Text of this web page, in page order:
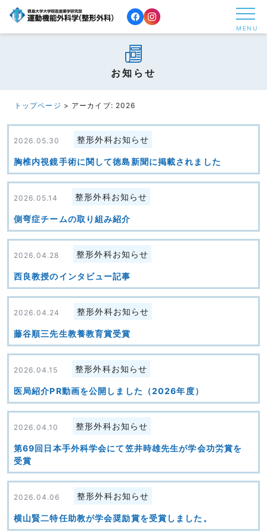
へ
る
MENU
お知らせ
トップページ > アーカイブ: 2026
2026.05.30 整形外科お知らせ
胸椎内視鏡手術に関して徳島新聞に掲載されました
2026.05.14 整形外科お知らせ
側弯症チームの取り組み紹介
2026.04.28 整形外科お知らせ
西良教授のインタビュー記事
2026.04.24 整形外科お知らせ
藤谷順三先生教養教育賞受賞
2026.04.15 整形外科お知らせ
医局紹介PR動画を公開しました（2026年度）
2026.04.10 整形外科お知らせ
第69回日本手外科学会にて笠井時雄先生が学会功労賞を
受賞
2026.04.06 整形外科お知らせ
横山賢二特任助教が学会奨励賞を受賞しました。